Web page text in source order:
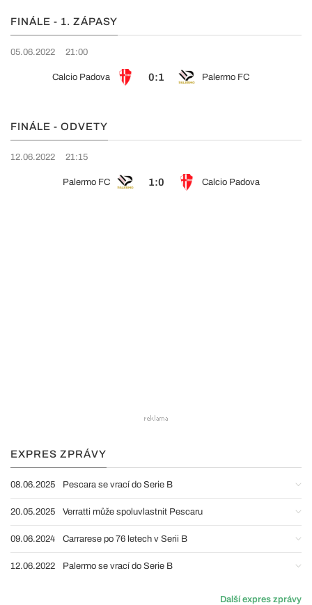
FINÁLE - 1. ZÁPASY
05.06.2022 21:00
Calcio Padova 0:1 Palermo FC
FINÁLE - ODVETY
12.06.2022 21:15
Palermo FC 1:0 Calcio Padova
EXPRES ZPRÁVY
08.06.2025 Pescara se vrací do Serie B
20.05.2025 Verratti může spoluvlastnit Pescaru
09.06.2024 Carrarese po 76 letech v Serii B
12.06.2022 Palermo se vrací do Serie B
Další expres zprávy